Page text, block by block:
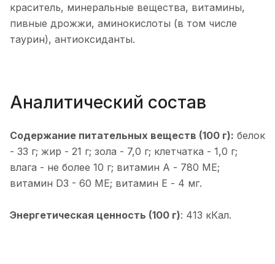
краситель, минеральные вещества, витамины,
пивные дрожжи, аминокислоты (в том числе
таурин), антиоксиданты.
Аналитический состав
Содержание питательных веществ (100 г): белок
- 33 г; жир - 21 г; зола - 7,0 г; клетчатка - 1,0 г;
влага - не более 10 г; витамин А - 780 МЕ;
витамин D3 - 60 МЕ; витамин Е - 4 мг.
Энергетическая ценность (100 г): 413 кКал.